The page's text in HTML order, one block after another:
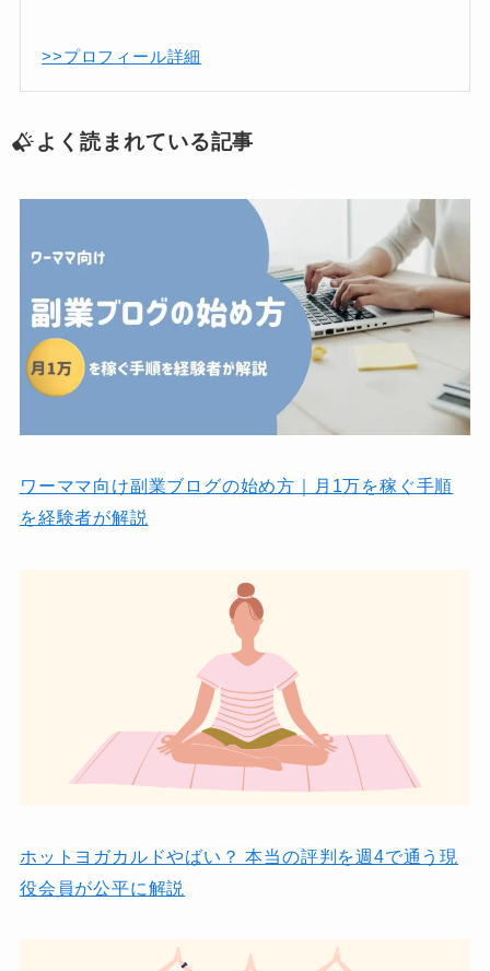
>>プロフィール詳細
よく読まれている記事
ワーママ向け副業ブログの始め方｜月1万を稼ぐ手順
を経験者が解説
ホットヨガカルドやばい？ 本当の評判を週4で通う現
役会員が公平に解説